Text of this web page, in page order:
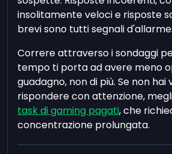
insolitamente veloci e risposte
brevi sono tutti segnali d'allarme.
Correre attraverso i sondaggi
tempo ti porta ad avere meno
guadagno, non di più. Se non hai
rispondere con attenzione,
task di gaming pagati, che
concentrazione prolungata.